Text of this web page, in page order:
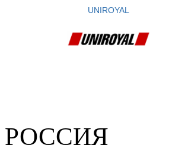
UNIROYAL
РОССИЯ